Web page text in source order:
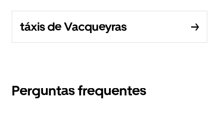
táxis de Vacqueyras
Perguntas frequentes